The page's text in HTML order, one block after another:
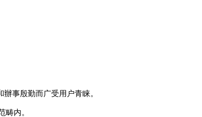
辦事殷勤而广受用户青睐。
畴内。